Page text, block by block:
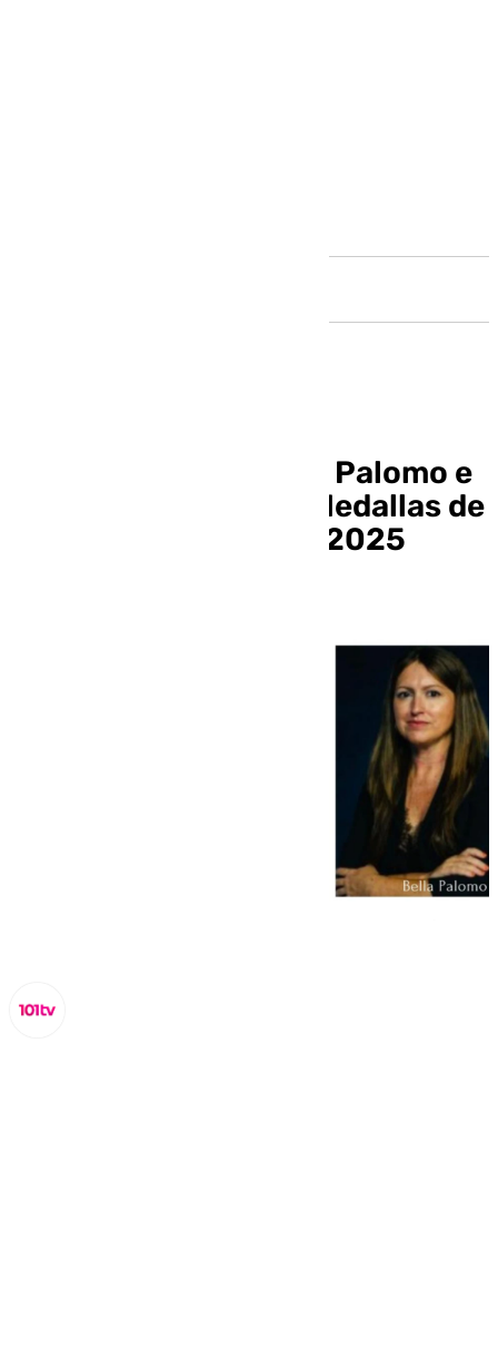
Agustín Peláez, Bella Palomo e
Ignacio San Martín, Medallas de
Honor del Periodista 2025